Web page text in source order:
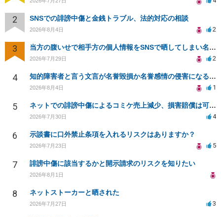
2 SNSでの誹謗中傷と金銭トラブル、法的対応の相談
2026年8月4日 2
3 当方の腹いせで相手方の個人情報をSNSで晒してしまい名誉毀損させてしまったかもしれない
2026年7月29日 2
4 知的障害者と言う文言が名誉毀損か名誉感情の侵害になるか教えてほしい。
2026年8月4日 1
5 ネットでの誹謗中傷によるコミケ売上減少、損害賠償は可能か？
2026年7月30日 4
6 示談書に口外禁止条項を入れるリスクはありますか？
2026年7月23日 5
7 誹謗中傷に該当するかと開示請求のリスクを知りたい
2026年8月1日
8 ネットストーカーと晒された
2026年7月27日 3